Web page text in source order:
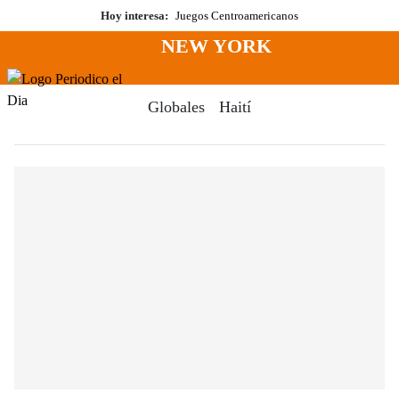
al
Hoy interesa: Juegos Centroamericanos
Menú
NEW YORK
Globales Haití